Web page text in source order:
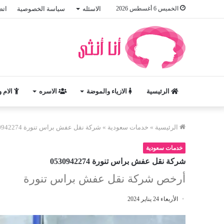
الخميس 6 أغسطس 2026 الاسئله سياسة الخصوصية
الرئيسية الازياء والموضة الاسره
الرئيسية » خدمات سعودية » شركة نقل عفش براس تنورة 0530942274
خدمات سعودية
شركة نقل عفش براس تنورة 0530942274
أرخص شركة نقل عفش براس تنورة
الأربعاء 24 يناير 2024